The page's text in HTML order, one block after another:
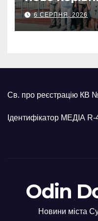
Хреста:
окреслив
6 СЕРПНЯ, 2026
Св. про реєстрацію КВ
Ідентифікатор МЕДІА
Odin
Новини міста